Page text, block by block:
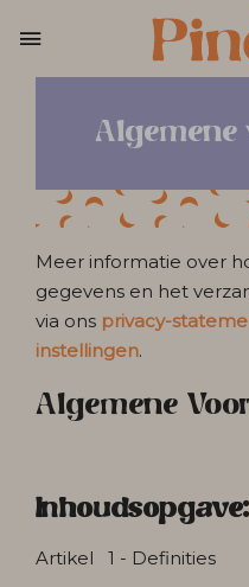
Meer informatie over
gegevens en het
via ons privacy-
instellingen.
Algemene
Inhoudsopgave:
Artikel 1 - Definities